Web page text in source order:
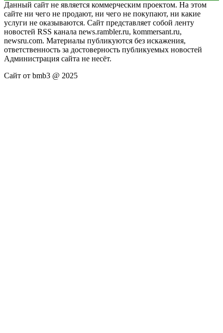
Данный сайт не является коммерческим проектом. На этом
сайте ни чего не продают, ни чего не покупают, ни какие
услуги не оказываются. Сайт представляет собой ленту
новостей RSS канала news.rambler.ru, kommersant.ru,
newsru.com. Материалы публикуются без искажения,
ответственность за достоверность публикуемых новостей
Администрация сайта не несёт.
Сайт от bmb3 @ 2025